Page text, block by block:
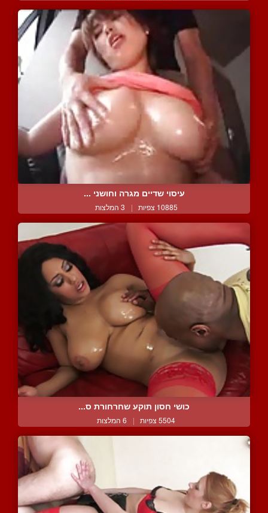
עיסוי שדיים מגרה וחושני ...
10885 צפיות | 3 המלצות
כושי חסון תוקע שחרחורת ס...
5504 צפיות | 6 המלצות